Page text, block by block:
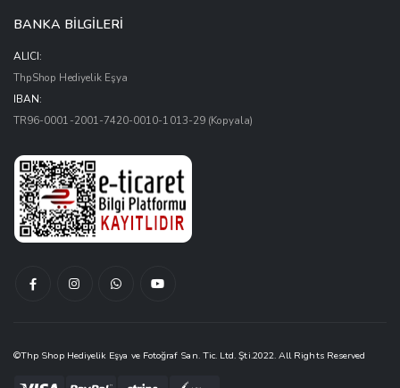
BANKA BİLGİLERİ
ALICI:
ThpShop Hediyelik Eşya
IBAN:
TR96-0001-2001-7420-0010-1013-29(Kopyala)
©Thp Shop Hediyelik Eşya ve Fotoğraf San. Tic. Ltd. Şti.2022. All Rights Reserved